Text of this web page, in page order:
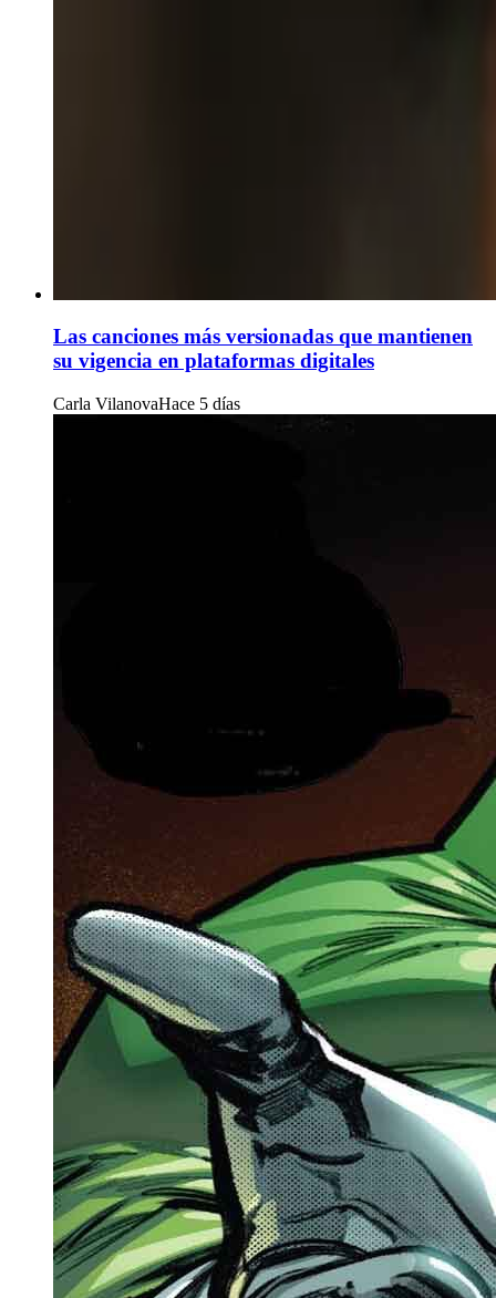
Las canciones más versionadas que mantienen
su vigencia en plataformas digitales
Carla VilanovaHace 5 días